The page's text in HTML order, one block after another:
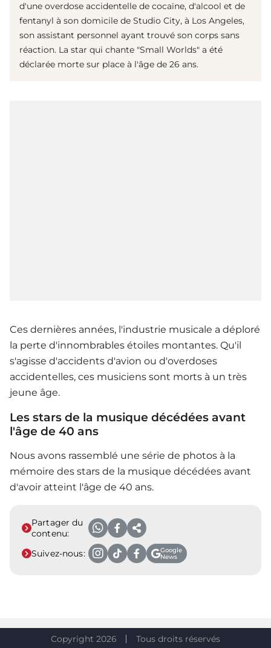
d'une overdose accidentelle de cocaïne, d'alcool et de
fentanyl à son domicile de Studio City, à Los Angeles,
son assistant personnel ayant trouvé son corps sans
réaction. La star qui chante "Small Worlds" a été
déclarée morte sur place à l'âge de 26 ans.
Ces dernières années, l'industrie musicale a déploré
la perte d'innombrables étoiles montantes. Qu'il
s'agisse d'accidents d'avion ou d'overdoses
accidentelles, ces musiciens sont morts à un très
jeune âge.
Les stars de la musique décédées avant
l'âge de 40 ans
Nous avons rassemblé une série de photos à la
mémoire des stars de la musique décédées avant
d'avoir atteint l'âge de 40 ans.
Partager du
contenu:
Suivez-nous:
Google
News
Copyright 2026 Tous droits réservés